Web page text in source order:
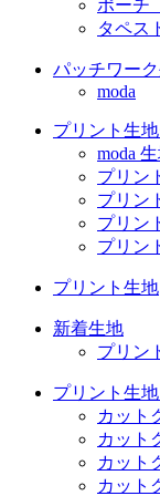
ポー
タペス
パッチワー
moda
プリント生
moda
プリン
プリン
プリン
プリン
プリント生地
新着生地
プリン
プリント生
カット
カット
カット
カット